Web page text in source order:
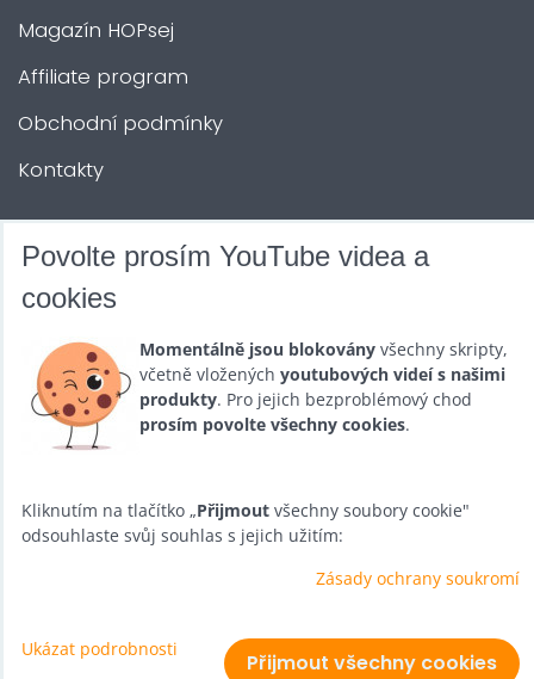
Magazín HOPsej
Affiliate program
Obchodní podmínky
Kontakty
DALŠÍ SLUŽBY
Půjčovna
Promotéři
Kurzy a setkání
Velkoobchod
Nabídka práce
Předvolby soukromí
Zásady ochrany soukromí
Povolte prosím YouTube videa a
cookies
Momentálně jsou blokovány všechny skripty,
včetně vložených youtubových videí s našimi
produkty. Pro jejich bezproblémový chod
prosím povolte všechny cookies.
Kliknutím na tlačítko „Přijmout všechny soubory cookie"
odsouhlaste svůj souhlas s jejich užitím:
Zásady ochrany soukromí
Ukázat podrobnosti
Přijmout všechny cookies